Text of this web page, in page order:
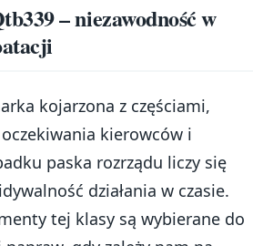
– niezawodność w
kojarzona z częściami,
kierowców i
paska rozrządu liczy się
działania w czasie.
tej klasy są wybierane do